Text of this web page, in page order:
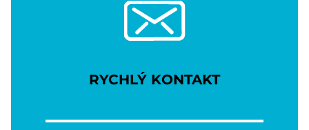
RYCHLÝ KONTAKT